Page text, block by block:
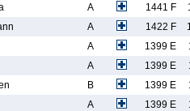
A 1441 F
A 1422 F
A 1399 E
A 1399 E
B 1399 E
A 1399 E